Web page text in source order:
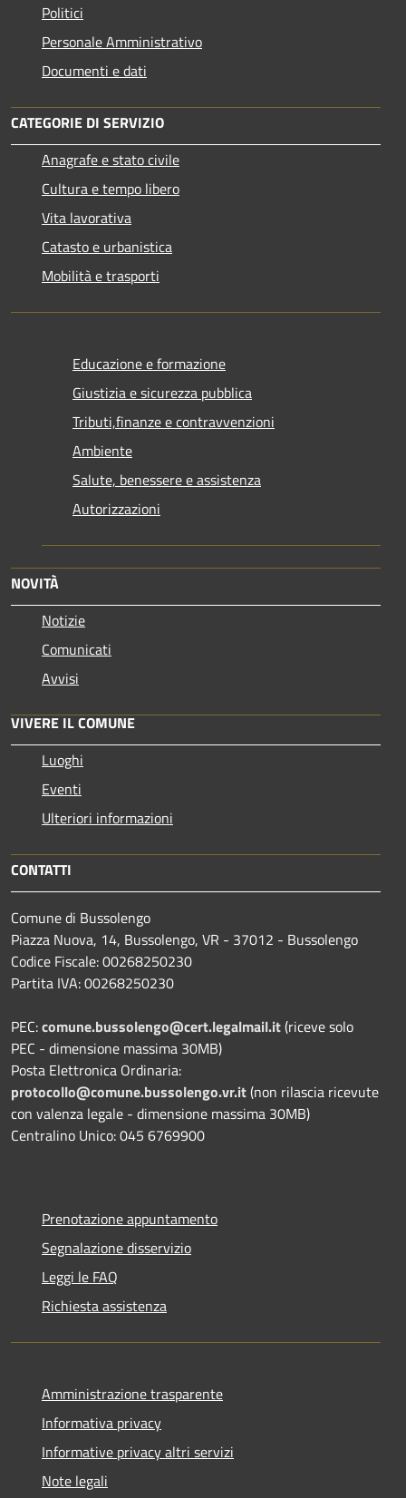
Politici
Personale Amministrativo
Documenti e dati
CATEGORIE DI SERVIZIO
Anagrafe e stato civile
Cultura e tempo libero
Vita lavorativa
Catasto e urbanistica
Mobilità e trasporti
Educazione e formazione
Giustizia e sicurezza pubblica
Tributi,finanze e contravvenzioni
Ambiente
Salute, benessere e assistenza
Autorizzazioni
NOVITÀ
Notizie
Comunicati
Avvisi
VIVERE IL COMUNE
Luoghi
Eventi
Ulteriori informazioni
CONTATTI
Comune di Bussolengo
Piazza Nuova, 14, Bussolengo, VR - 37012 - Bussolengo
Codice Fiscale: 00268250230
Partita IVA: 00268250230
PEC:comune.bussolengo@cert.legalmail.it(riceve solo
PEC - dimensione massima 30MB)
Posta Elettronica Ordinaria:
protocollo@comune.bussolengo.vr.it(non rilascia ricevute
con valenza legale - dimensione massima 30MB)
Centralino Unico: 045 6769900
Prenotazione appuntamento
Segnalazione disservizio
Leggi le FAQ
Richiesta assistenza
Amministrazione trasparente
Informativa privacy
Informative privacy altri servizi
Note legali